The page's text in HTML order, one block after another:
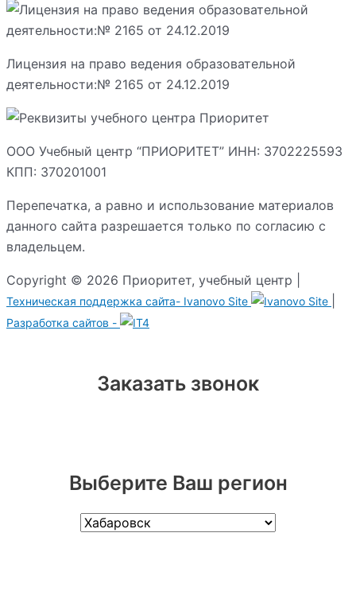
Лицензия на право ведения образовательной
деятельности:№ 2165 от 24.12.2019
ООО Учебный центр “ПРИОРИТЕТ” ИНН: 3702225593
КПП: 370201001
Перепечатка, а равно и использование материалов
данного сайта разрешается только по согласию с
владельцем.
Copyright © 2026 Приоритет, учебный центр |
Техническая поддержка сайта- Ivanovo Site
Разработка сайтов -
Заказать звонок
Выберите Ваш регион